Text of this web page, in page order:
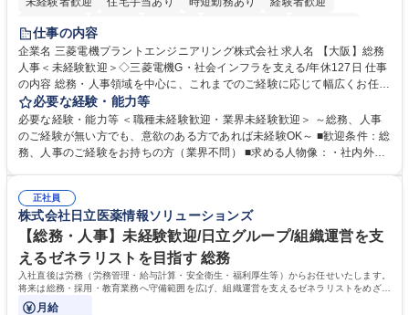
退職金あり
駅近5分以内
土日祝休み 服装自由 寮・社宅あり 食事補助あり
仕事の内容
企業名 三菱電機プラントエンジニアリング株式会社 求人名 【大阪】総務
人事＜未経験歓迎＞◇三菱電機G・社会インフラを支える/年休127日 仕事
の内容 総務・人事領域を中心に、これまでのご経験に応じて幅広くお任せ
します。 ＜具体的には＞ ・総務/人事労務（給与・社保・勤怠管理など）
・採用・教育研修 ・福利厚生運用 など ※基本的には事務所勤務ですが、
採用や教育等の業務内容により、関西圏以外への日帰り・宿泊を伴う国内
出張もございます。 ※担当業務を持ちつつ、お互いに助け合いながら、総
必要な経験・能力等
必要な経験・能力等 ＜職種未経験歓迎・業界未経験歓迎＞ ～総務、人事
のご経験が無い方でも、意欲のある方であれば未経験OK～ ■歓迎条件：総
務、人事のご経験をお持ちの方（業界不問） ■求める人物像：・社内外の
正社員
株式会社日立医薬情報ソリューションズ
【総務・人事】未経験歓迎/日立グループ/組織運営を支
えるゼネラリストを目指す 総務
入社直後は労務（労務管理・給与計算・安全衛生・福利厚生等）からお任せいたします。
将来は総務・採用・教育業務へ守備範囲を広げ、組織運営を支えるゼネラリストをめざせ
ます。
月給